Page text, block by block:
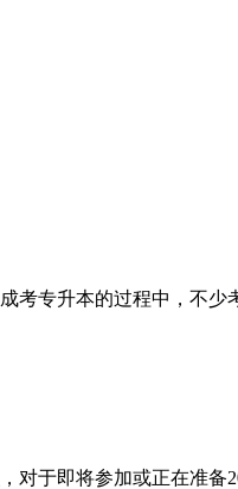
考专升本的过程中，不少
对于即将参加或正在准备